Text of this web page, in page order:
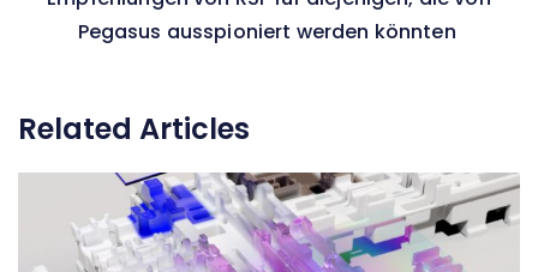
Pegasus ausspioniert werden könnten
Related Articles